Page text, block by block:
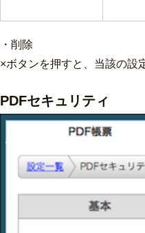
・削除
×ボタンを押すと、当該の設
PDFセキュリティ